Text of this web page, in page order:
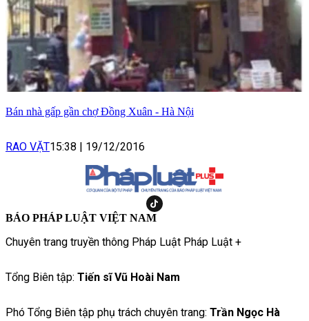
Bán nhà gấp gần chợ Đồng Xuân - Hà Nội
RAO VẶT15:38 | 19/12/2016
BÁO PHÁP LUẬT VIỆT NAM
Chuyên trang truyền thông Pháp Luật Pháp Luật +
Tổng Biên tập: Tiến sĩ Vũ Hoài Nam
Phó Tổng Biên tập phụ trách chuyên trang: Trần Ngọc Hà